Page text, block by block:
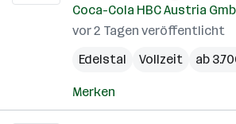
Coca-Cola HBC Austria
vor 2 Tagen veröffentlicht
Edelstal
Vollzeit ab
Merken